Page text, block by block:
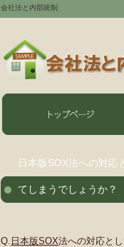
会社法と内部統制
日本版SOX法への対
てしまうでしょうか？
Q. 日本版SOX法への対応と